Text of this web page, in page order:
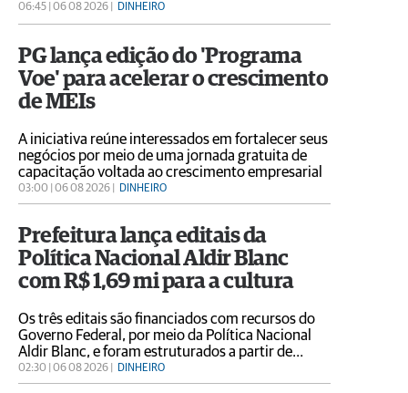
06:45 | 06 08 2026 | DINHEIRO
PG lança edição do 'Programa
Voe' para acelerar o crescimento
de MEIs
A iniciativa reúne interessados em fortalecer seus
negócios por meio de uma jornada gratuita de
capacitação voltada ao crescimento empresarial
03:00 | 06 08 2026 | DINHEIRO
Prefeitura lança editais da
Política Nacional Aldir Blanc
com R$ 1,69 mi para a cultura
Os três editais são financiados com recursos do
Governo Federal, por meio da Política Nacional
Aldir Blanc, e foram estruturados a partir de
consultas públicas realizadas pela Secretaria
Municipal de Cultura, buscando atender às
02:30 | 06 08 2026 | DINHEIRO